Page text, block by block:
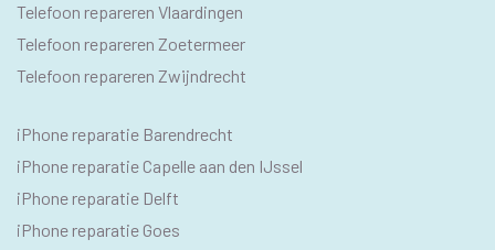
Telefoon repareren Vlaardingen
Telefoon repareren Zoetermeer
Telefoon repareren Zwijndrecht
IPHONE
SEO
TEKSTEN
iPhone reparatie Barendrecht
iPhone reparatie Capelle aan den IJssel
iPhone reparatie Delft
iPhone reparatie Goes